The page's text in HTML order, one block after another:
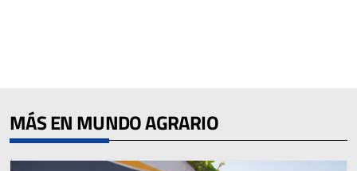
MÁS EN MUNDO AGRARIO